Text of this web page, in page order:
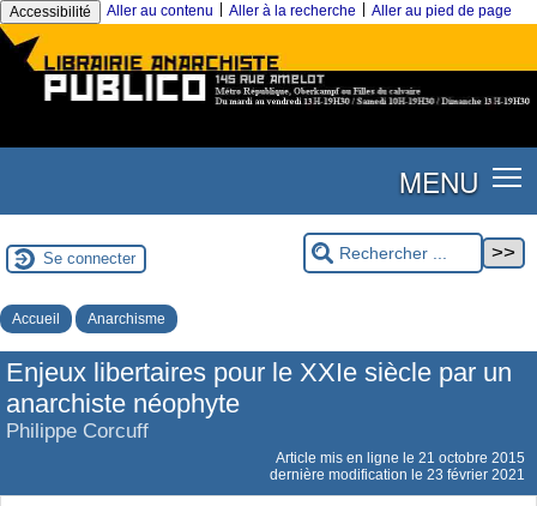
Accessibilité Aller au contenu Aller à la recherche Aller au pied de page
MENU
Se connecter
Accueil Anarchisme
Enjeux libertaires pour le XXIe siècle par un
anarchiste néophyte
Philippe Corcuff
Article mis en ligne le 21 octobre 2015
dernière modification le 23 février 2021